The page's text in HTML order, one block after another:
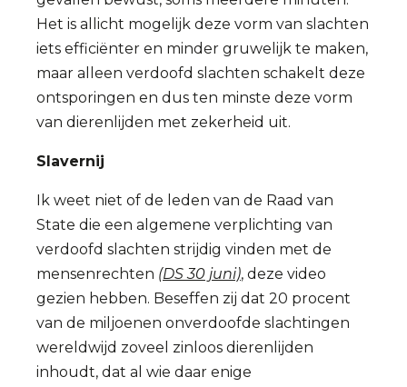
Het is allicht mogelijk deze vorm van slachten
iets efficiënter en minder gruwelijk te maken,
maar alleen verdoofd slachten schakelt deze
ontsporingen en dus ten minste deze vorm
van dierenlijden met zekerheid uit.
Slavernij
Ik weet niet of de leden van de Raad van
State die een algemene verplichting van
verdoofd slachten strijdig vinden met de
mensenrechten (DS 30 juni), deze video
gezien hebben. Beseffen zij dat 20 procent
van de miljoenen onverdoofde slachtingen
wereldwijd zoveel zinloos dierenlijden
inhoudt, dat al wie daar enige